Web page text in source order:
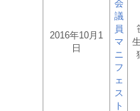
2016年10月1
日
会
議
員
マ
ニ
フ
ェ
ス
ト